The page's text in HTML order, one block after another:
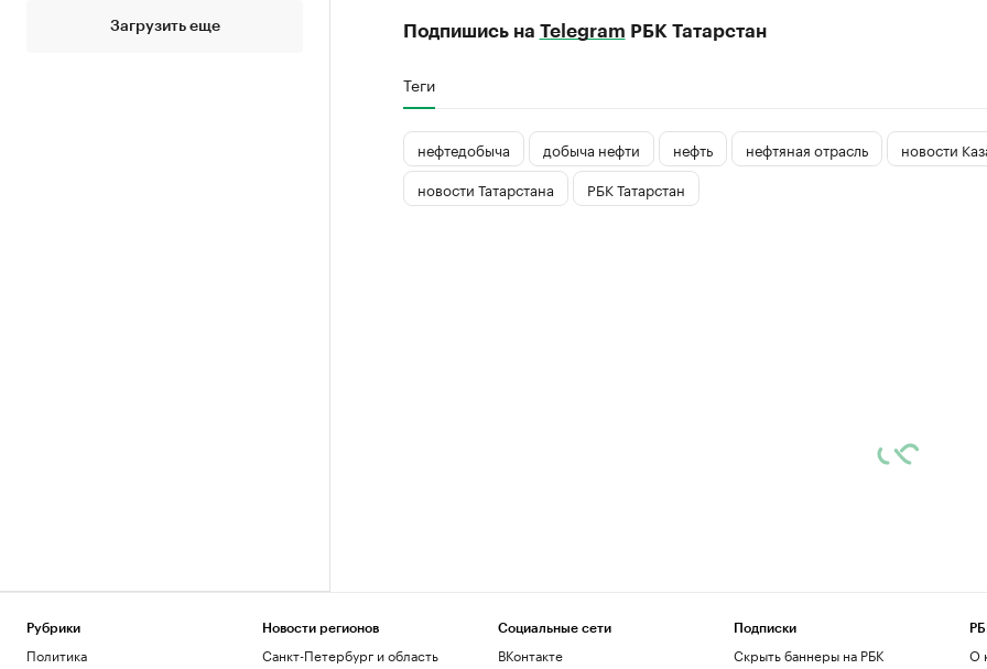
Загрузить еще Подпишись на Telegram РБК Татарстан
Теги
нефтедобыча добыча нефти нефть нефтяная отрасль
новости
новости Татарстана
РБК Татарстан
Рубрики
Политика
Новости регионов
Санкт-Петербург и область
Социальные сети
ВКонтакте
Подписки
Скрыть баннеры на РБК
О